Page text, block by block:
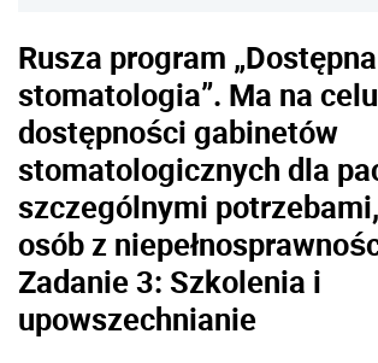
Rusza program „Dostępna
stomatologia”. Ma na
dostępności gabinetów
stomatologicznych dla
szczególnymi
osób z
Zadanie 3: Szkolenia i
upowszechnianie